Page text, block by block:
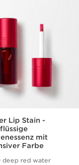
Lip Stain -
mit
Farbe
deep red water